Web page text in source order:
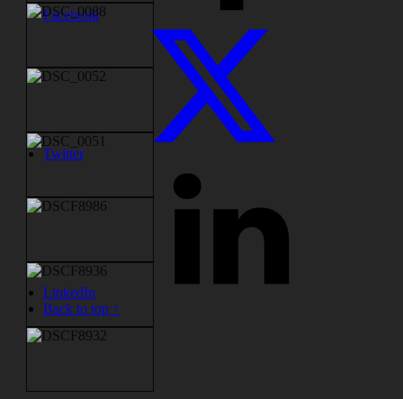
Facebook
Twitter
LinkedIn
Back to top ↑